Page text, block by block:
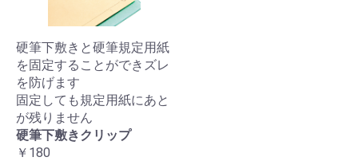
硬筆下敷きと硬筆規定用紙
を固定することができズレ
を防げます
固定しても規定用紙にあと
が残りません
硬筆下敷きクリップ
￥180